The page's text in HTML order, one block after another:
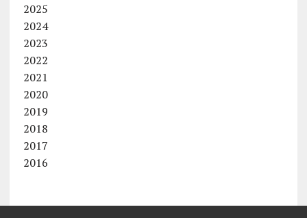
2025
2024
2023
2022
2021
2020
2019
2018
2017
2016